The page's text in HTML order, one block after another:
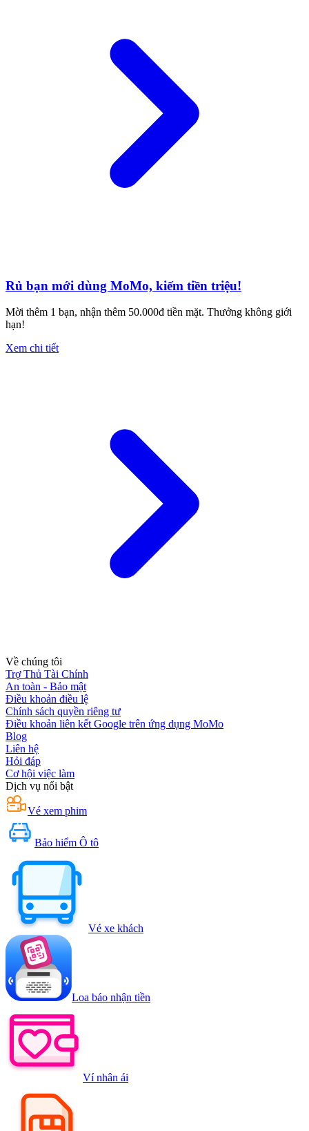
Rủ bạn mới dùng MoMo, kiếm tiền triệu!
Mời thêm 1 bạn, nhận thêm 50.000đ tiền mặt. Thưởng không giới
hạn!
Xem chi tiết
Về chúng tôi
Trợ Thủ Tài Chính
An toàn - Bảo mật
Điều khoản điều lệ
Chính sách quyền riêng tư
Điều khoản liên kết Google trên ứng dụng MoMo
Blog
Liên hệ
Hỏi đáp
Cơ hội việc làm
Dịch vụ nổi bật
Vé xem phim
Bảo hiểm Ô tô
Vé xe khách
Loa báo nhận tiền
Ví nhân ái